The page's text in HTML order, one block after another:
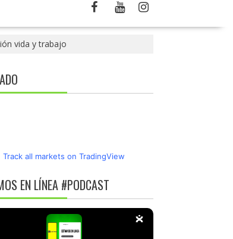
vida y trabajo
Track all markets on TradingView
EN LÍNEA #PODCAST